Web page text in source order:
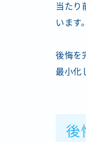
当たり
います。
後悔を
最小化
後